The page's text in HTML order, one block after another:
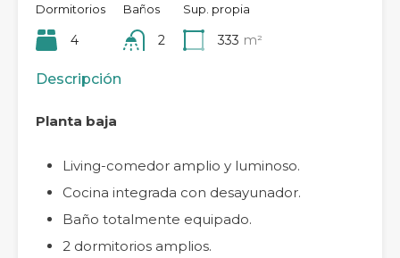
Dormitorios
4
Baños
2
Sup. propia
333 m²
Descripción
Planta baja
Living-comedor amplio y luminoso.
Cocina integrada con desayunador.
Baño totalmente equipado.
2 dormitorios amplios.